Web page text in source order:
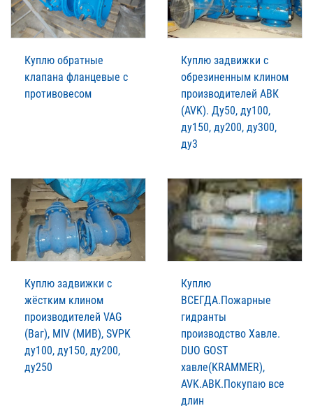
Куплю обратные
клапана фланцевые с
противовесом
Куплю задвижки с
обрезиненным клином
производителей АВК
(AVK). Ду50, ду100,
ду150, ду200, ду300,
ду3
Куплю задвижки с
жёстким клином
производителей VAG
(Ваг), MIV (МИВ), SVPK
ду100, ду150, ду200,
ду250
Куплю
ВСЕГДА.Пожарные
гидранты
производство Xавле.
DUO GOST
xавле(KRAMMER),
AVK.АВК.Покупаю все
длин